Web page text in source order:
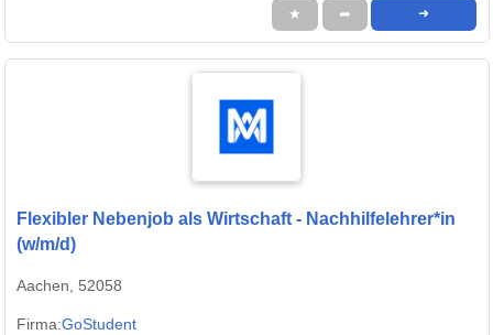
★ ➦ ➜
Flexibler Nebenjob als Wirtschaft - Nachhilfelehrer*in
(w/m/d)
Aachen, 52058
Firma:GoStudent